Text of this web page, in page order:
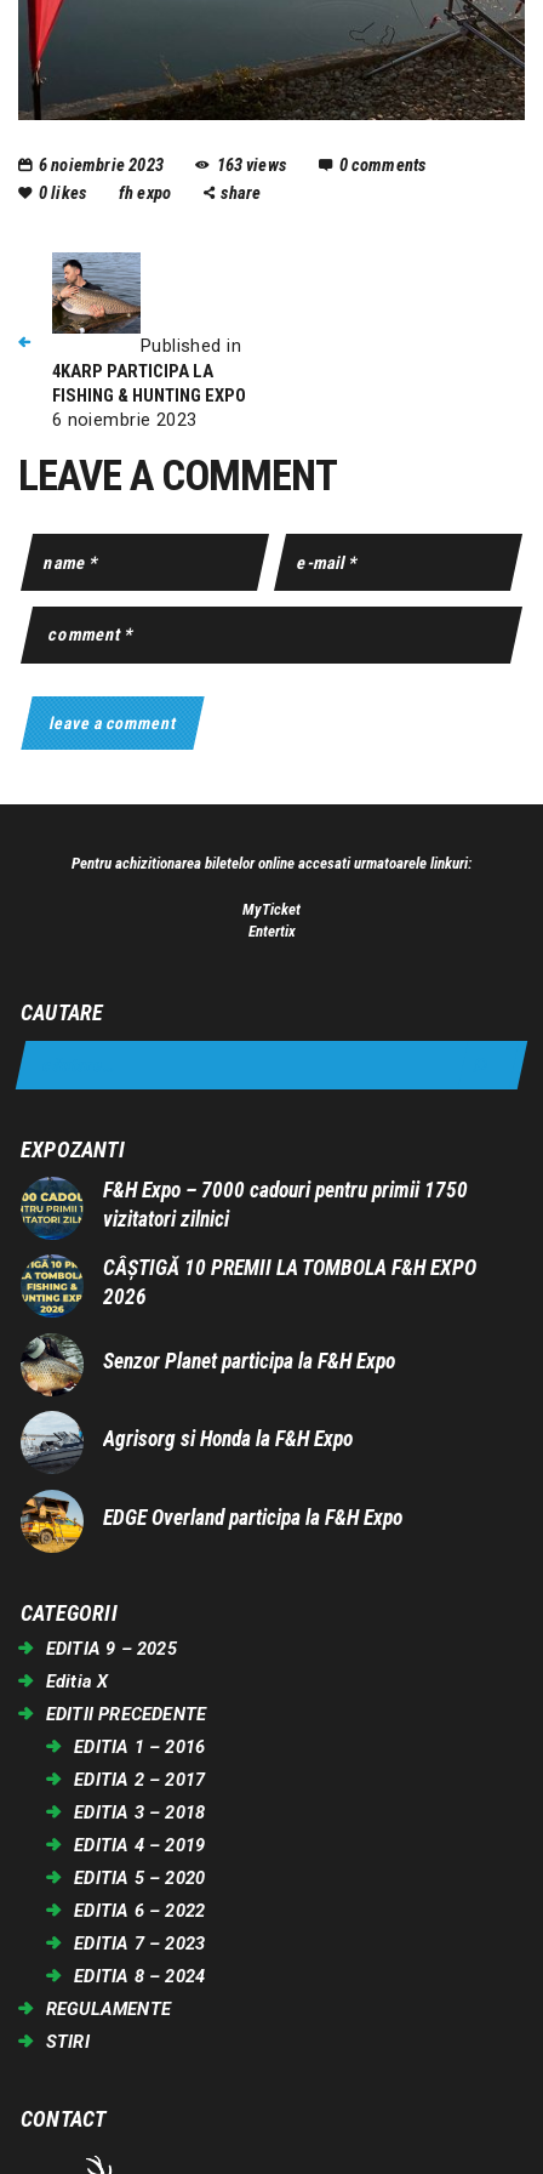
6 noiembrie 2023 163views 0comments
0likes fh expo share
Published in
4KARP PARTICIPA LA
FISHING & HUNTING EXPO
6 noiembrie 2023
LEAVE A COMMENT
Pentru achizitionarea biletelor online accesati urmatoarele linkuri:
MyTicket
Entertix
CAUTARE
EXPOZANTI
F&H Expo – 7000 cadouri pentru primii 1750
vizitatori zilnici
CÂȘTIGĂ 10 PREMII LA TOMBOLA F&H EXPO
2026
Senzor Planet participa la F&H Expo
Agrisorg si Honda la F&H Expo
EDGE Overland participa la F&H Expo
CATEGORII
EDITIA 9 – 2025
Editia X
EDITII PRECEDENTE
EDITIA 1 – 2016
EDITIA 2 – 2017
EDITIA 3 – 2018
EDITIA 4 – 2019
EDITIA 5 – 2020
EDITIA 6 – 2022
EDITIA 7 – 2023
EDITIA 8 – 2024
REGULAMENTE
STIRI
CONTACT